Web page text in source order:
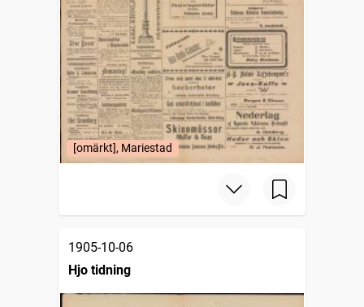
[omärkt], Mariestad
1905-10-06
Hjo tidning